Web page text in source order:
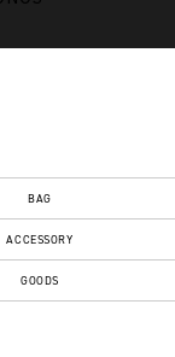
BAG
ACCESSORY
GOODS